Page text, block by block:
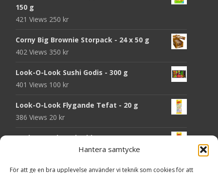
Hantera samtycke
För att ge en bra upplevelse använder vi teknik som cookies för att
150 g
421 Views 250 kr
Corny Big Brownie Storpack - 24 x 50 g
402 Views 350 kr
Look-O-Look Sushi Godis - 300 g
401 Views 100 kr
Look-O-Look Flygande Tefat - 20 g
386 Views 20 kr
Look-O-Look Jordgubbsmattor - 90 g
Haribo Starmix - 170 g